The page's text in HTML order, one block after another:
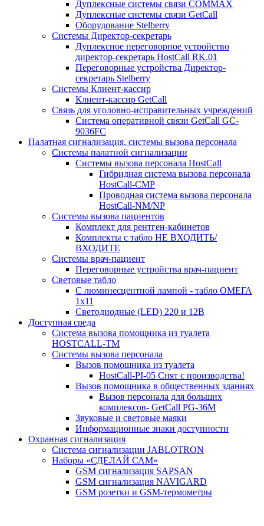
Дуплексные системы связи COMMAX
Дуплексные системы связи GetCall
Оборудование Stelberry
Системы Директор-секретарь
Дуплексное переговорное устройство
директор-секретарь HostCall RK.01
Переговорные устройства Директор-
секретарь Stelberry
Системы Клиент-кассир
Клиент-кассир GetCall
Связь для уголовно-исправительных учреждений
Система оперативной связи GetCall GC-
9036FC
Палатная сигнализация, системы вызова персонала
Системы палатной сигнализации
Системы вызова персонала HostCall
Гибридная система вызова персонала
HostCall-CMP
Проводная система вызова персонала
HostCall-NM/NP
Системы вызова пациентов
Комплект для рентген-кабинетов
Комплекты с табло НЕ ВХОДИТЬ/
ВХОДИТЕ
Системы врач-пациент
Переговорные устройства врач-пациент
Световые табло
С люминесцентной лампой - табло ОМЕГА
1х11
Светодиодные (LED) 220 и 12В
Доступная среда
Система вызова помощника из туалета
HOSTCALL-TM
Системы вызова персонала
Вызов помощника из туалета
HostCall-PI-05 Снят с производства!
Вызов помощника в общественных зданиях
Вызов персонала для больших
комплексов- GetCall PG-36M
Звуковые и световые маяки
Информационные знаки доступности
Охранная сигнализация
Система сигнализации JABLOTRON
Наборы «СДЕЛАЙ САМ»
GSM сигнализация SAPSAN
GSM сигнализация NAVIGARD
GSM розетки и GSM-термометры